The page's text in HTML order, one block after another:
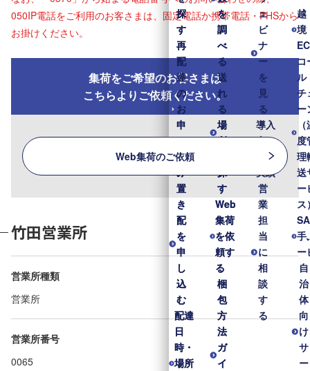
探
す
再
配
達
の
お
申
し
込
み
置
き
配
を
申
し
込
む
配達
日
時・
場所
を
調
べ
る
送
れ
る
場
所
探
す
Web
集荷
を依
頼す
る
梱
包
方
法
ガ
イ
探
す
再
配
達
の
お
申
し
込
み
置
き
配
を
申
し
込
む
配達
日
時・
場所
を
調
べ
る
送
れ
る
場
所
探
す
Web
集荷
を依
頼す
る
梱
包
方
法
ガ
イ
ェ
ビ
ナ
ー
を
見
る
導入
事
例・
実績
営
業
担
当
に
相
談
す
る
越
境
EC
コ
ル
チ
ー
度
理
送
ー
ス
手
ー
自
治
体
向
け
サ
ー
050IP電話をご利用のお客さまは、固定電話か携帯電話・PHSから
お掛けください。
集荷をご希望のお客さまは
こちらよりご依頼ください。
Web集荷のご依頼
竹田営業所
営業所種類
営業所
営業所番号
0065